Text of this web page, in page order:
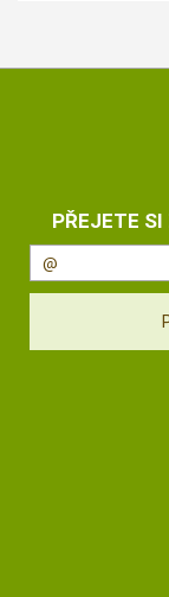
PŘEJETE